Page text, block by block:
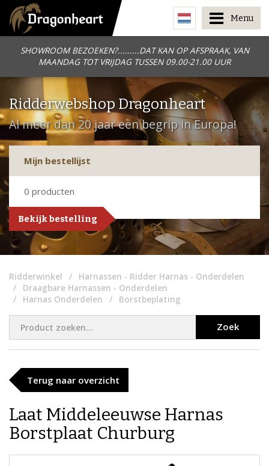
SHOWROOM BEZOEKEN?.........DAT KAN OP AFSPRAAK, VAN
MAANDAG TOT VRIJDAG TUSSEN 09.00-21.00 UUR
Menu
Ridderwebshop Dragonheart
Al meer dan 20 jaar een begrip in Europa!
Mijn bestellijst
0 producten
Bekijk bestelling
Ridderwinkel
Harnassen - Ridder Harnas - Onderdelen
Draagbare Harnassen - Onderdelen
Harnas Onderdelen
Borstbeplating
Zoek
Terug naar overzicht
Laat Middeleeuwse Harnas
Borstplaat Churburg